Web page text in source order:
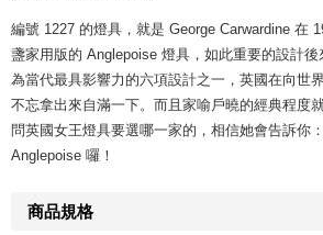
編號 1227 的燈具，就是 George Carwardine 在
盞家用版的 Anglepoise 燈具，如此重要的設計後
為當代最具影響力的六項設計之一，英國在向世
不忘拿出來自滿一下。而且家喻戶曉的經典程度
問英國女王燈具要選哪一家的，相信她會告訴你
Anglepoise 囉！
商品規格